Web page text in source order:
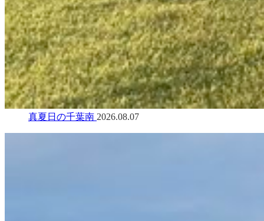
真夏日の千葉南 2026.08.07